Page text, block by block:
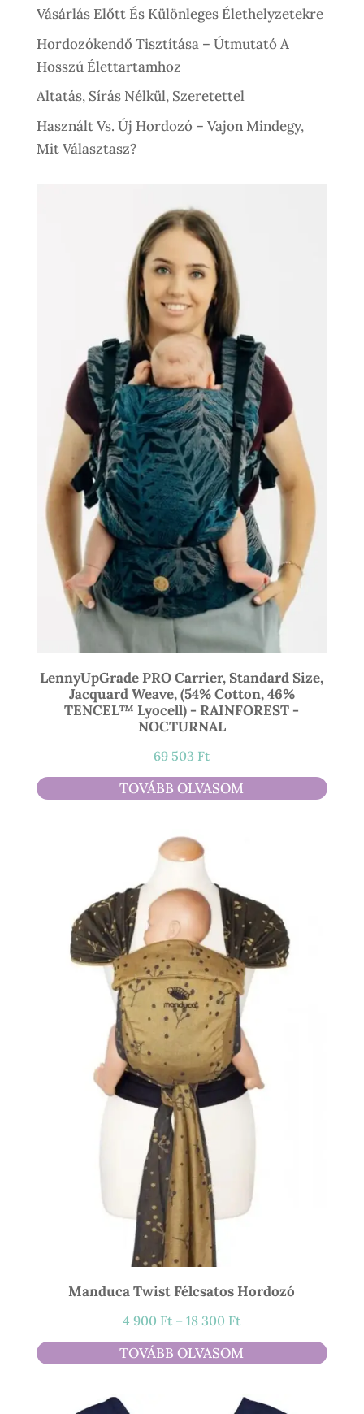
Vásárlás Előtt És Különleges Élethelyzetekre
Hordozókendő Tisztítása – Útmutató A
Hosszú Élettartamhoz
Altatás, Sírás Nélkül, Szeretettel
Használt Vs. Új Hordozó – Vajon Mindegy,
Mit Választasz?
LennyUpGrade PRO Carrier, Standard Size,
Jacquard Weave, (54% Cotton, 46%
TENCEL™ Lyocell) - RAINFOREST -
NOCTURNAL
69 503 Ft
TOVÁBB OLVASOM
Manduca Twist Félcsatos Hordozó
4 900 Ft – 18 300 FtÁrtartomány:
4
900 Ft
TOVÁBB OLVASOM